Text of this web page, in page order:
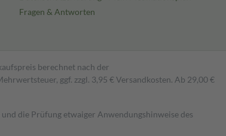
Fragen & Antworten
berechnet nach der
ggf. zzgl. 3,95 € Versandkosten. Ab 29,00 €
die Prüfung etwaiger Anwendungshinweise des